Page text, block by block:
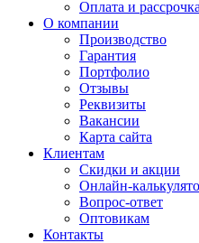
Оплата и рассрочка
О компании
Производство
Гарантия
Портфолио
Отзывы
Реквизиты
Вакансии
Карта сайта
Клиентам
Скидки и акции
Онлайн-
Вопрос-ответ
Оптовикам
Контакты